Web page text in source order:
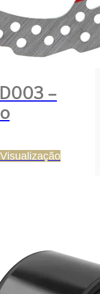
–
Visualização